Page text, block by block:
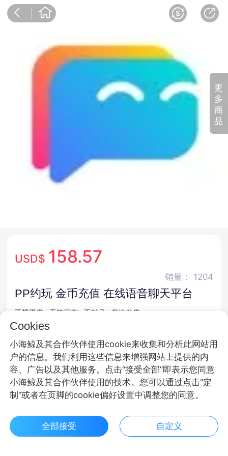
更
多
商
品
USD$ 158.57
销量： 1204
PP约玩 金币充值 在线语音聊天平台
正规渠道 · 无第三方 · 不封号 · 极速发货
商品规格
金币
商品面额
3880金币 10000金币$ 158.57立即购买
Cookies
小海鲸及其合作伙伴使用cookie来收集和分析此网站用
户的信息。我们利用这些信息来增强网站上提供的内
容、广告以及其他服务。点击“接受全部”即表示您同意
小海鲸及其合作伙伴使用的技术。您可以通过点击“定
制”或者在页脚的cookie偏好设置中调整您的同意。
全部接受 自定义